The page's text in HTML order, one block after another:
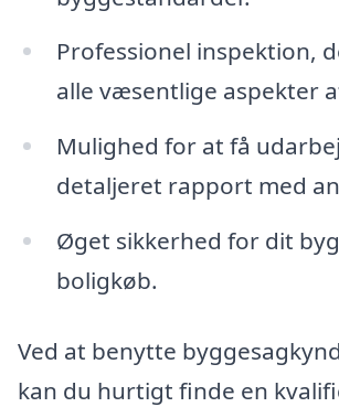
Professionel inspektion,
alle væsentlige aspekter
Mulighed for at få
detaljeret rapport med
Øget sikkerhed for dit
boligkøb.
Ved at benytte
kan du hurtigt finde en